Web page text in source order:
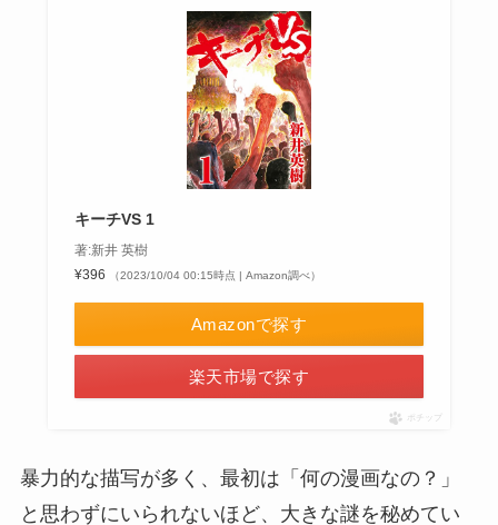
キーチVS 1
著:新井 英樹
¥396
（2023/10/04 00:15時点 | Amazon調べ）
Amazonで探す
楽天市場で探す
ポチップ
暴力的な描写が多く、最初は「何の漫画なの？」
と思わずにいられないほど、大きな謎を秘めてい